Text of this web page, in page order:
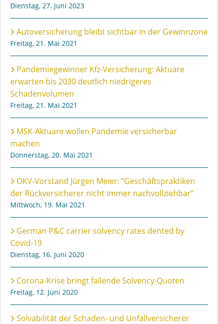
Dienstag, 27. Juni 2023
Autoversicherung bleibt sichtbar in der Gewinnzone
Freitag, 21. Mai 2021
Pandemiegewinner Kfz-Versicherung: Aktuare
erwarten bis 2030 deutlich niedrigeres
Schadenvolumen
Freitag, 21. Mai 2021
MSK-Aktuare wollen Pandemie versicherbar
machen
Donnerstag, 20. Mai 2021
OKV-Vorstand Jürgen Meier: “Geschäftspraktiken
der Rückversicherer nicht immer nachvollziehbar”
Mittwoch, 19. Mai 2021
German P&C carrier solvency rates dented by
Covid-19
Dienstag, 16. Juni 2020
Corona-Krise bringt fallende Solvency-Quoten
Freitag, 12. Juni 2020
Solvabilität der Schaden- und Unfallversicherer